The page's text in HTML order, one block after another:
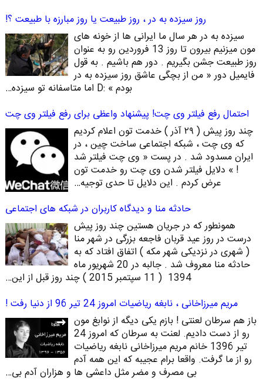
روز سیزده به در ، روز طبیعت یا روز مبارزه با طبیعت ؟!
سیزده به در هر سال ما ایرانی ها از خونه های
مون میزنیم بیرون تا روز 13 فروردین رو به عنوان
روز طبیعت جشن بگیریم . دور هم باشیم . به قول
فایمیل دور « من از بچگی عاشق روز سیزده به در
بودم » :D اما متاسفانه تو سیزده…
احتمال رفع فیلتر وی چت! پیشنهاد واعظی برای رفع فیلتر وی چت
چند روز پیش ( ۲۹ آذر ) خدمت تون اعلام کردیم
که وی چت ، شبکه اجتماعی ساخت چین ، در
ایران مسدود شد . در پست « وی چت فیلتر شد
! » دلایل فیلتر شدن وی چت رو خدمت تون
عرض کردم . این دلایل تا حدی توجیه…
حادثه منا و دیدگاه کاربران در شبکه های اجتماعی
همونطور که در جریان هستین چند روز پیش
درست در روز عید قربان فاجعه بزرگی در شهر منا
( شهری در نزدیکی شهر مکه ) اتفاق افتاد که به
حادثه منا معروف شد . جالبه در 20 شهریور ماه
1394 ( 11 سپتمبر 2015 ) چند روز قبل از این…
مریم میرزاخانی ، نابغه ریاضیات امروز 24 تیر 96 از دنیا رفت !
باز هم سرطان لعنتی ! بازم یکی دیگه از نوابغ مون
رو از دست دادیم. لعنت به سرطان که امروز 24
تیر 1396 خانم مریم میرزاخانی نابغه ریاضیات
رو از ما گرفت. واقعا برام عجیبه که این همه آدم
بی مصرف و مضر مثل داعشی ها و هزاران آدم بی…